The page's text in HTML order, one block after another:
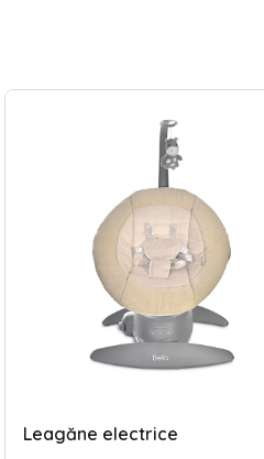
Leagăne electrice